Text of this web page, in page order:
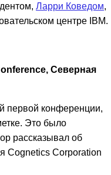
Ларри Коведом,
центре IBM.
Северная
первой конференции,
Это было
рассказывал об
Cognetics Corporation